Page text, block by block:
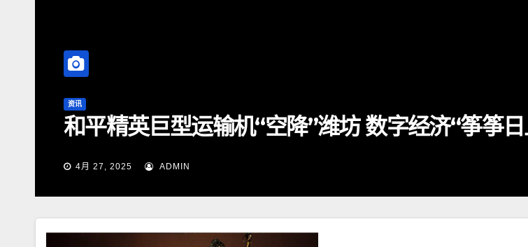
卡1-4月全球累计销售67505辆 同比增长9.7%
国皮卡销冠
ADMIN